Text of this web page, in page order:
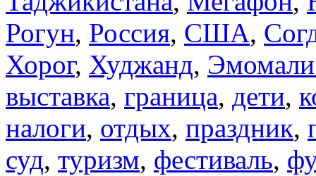
Рогун, Россия, США,
Хорог, Худжанд,
выставка, граница, дети,
налоги, отдых, праздник,
суд, туризм, фестиваль,